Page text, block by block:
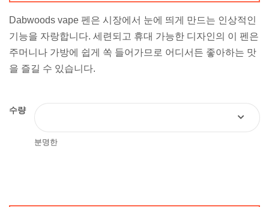
Dabwoods vape 펜은 시장에서 눈에 띄게 만드는 인상적인
기능을 자랑합니다. 세련되고 휴대 가능한 디자인의 이 펜은
주머니나 가방에 쉽게 쏙 들어가므로 어디서든 좋아하는 맛
을 즐길 수 있습니다.
수량
분명한